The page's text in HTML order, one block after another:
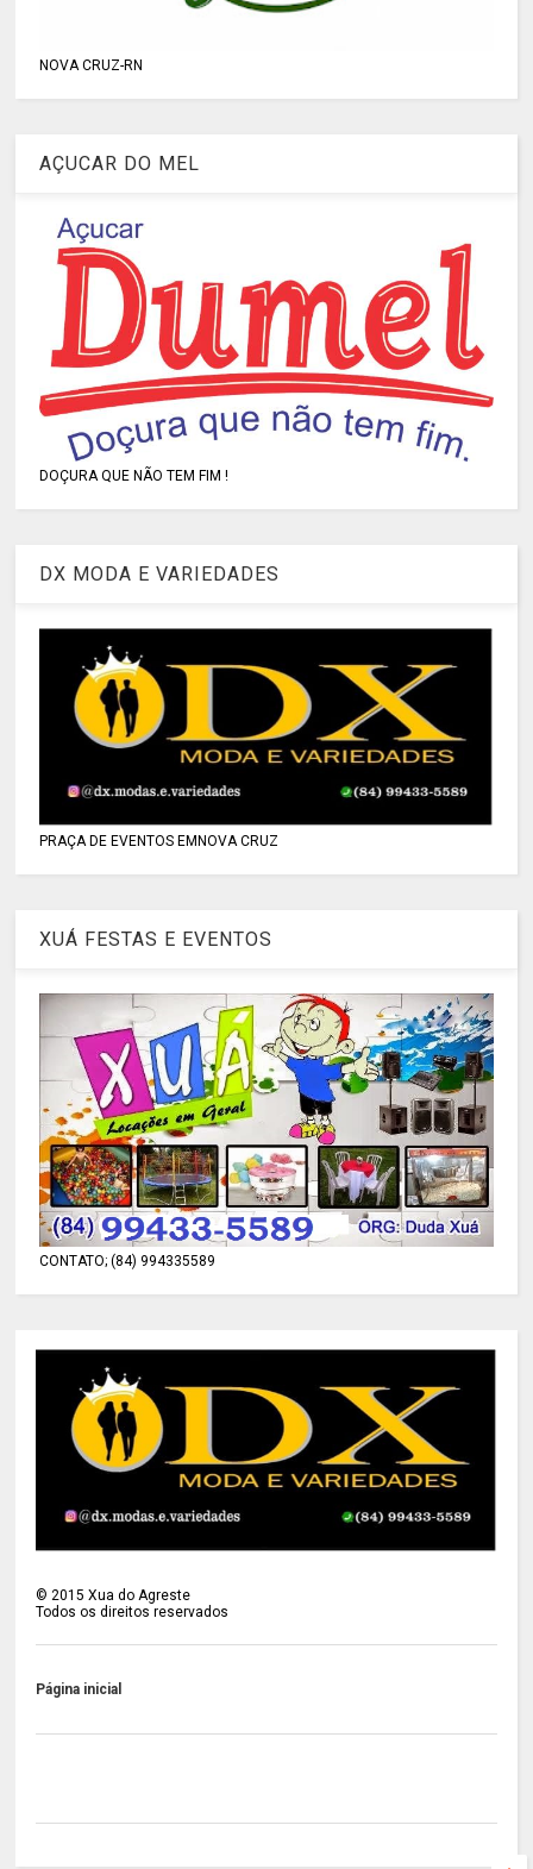
NOVA CRUZ-RN
AÇUCAR DO MEL
DOÇURA QUE NÃO TEM FIM !
DX MODA E VARIEDADES
PRAÇA DE EVENTOS EMNOVA CRUZ
XUÁ FESTAS E EVENTOS
CONTATO; (84) 994335589
© 2015 Xua do Agreste
Todos os direitos reservados
Página inicial